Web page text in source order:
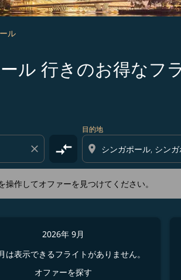
ル
ル 行きのお得なフ
close compare_arrows
目的地
location_on
作してオファーを見つけてください。
付を操作してオファーを見つけてくだ
2026年 9月
は表示できるフライトがありません。
オファーを探す